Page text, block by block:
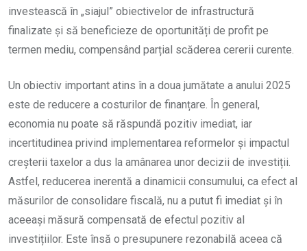
investească în „siajul” obiectivelor de infrastructură
finalizate și să beneficieze de oportunități de profit pe
termen mediu, compensând parțial scăderea cererii curente.
Un obiectiv important atins în a doua jumătate a anului 2025
este de reducere a costurilor de finanțare. În general,
economia nu poate să răspundă pozitiv imediat, iar
incertitudinea privind implementarea reformelor și impactul
creșterii taxelor a dus la amânarea unor decizii de investiții.
Astfel, reducerea inerentă a dinamicii consumului, ca efect al
măsurilor de consolidare fiscală, nu a putut fi imediat și în
aceeași măsură compensată de efectul pozitiv al
investițiilor. Este însă o presupunere rezonabilă aceea că